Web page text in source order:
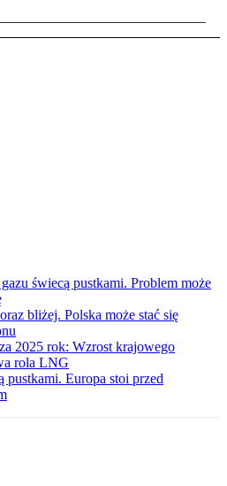
świecą pustkami. Problem może
bliżej. Polska może stać się
2025 rok: Wzrost krajowego
rola LNG
pustkami. Europa stoi przed